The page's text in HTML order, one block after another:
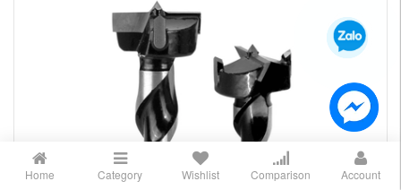
Home Category Wishlist Comparison Account